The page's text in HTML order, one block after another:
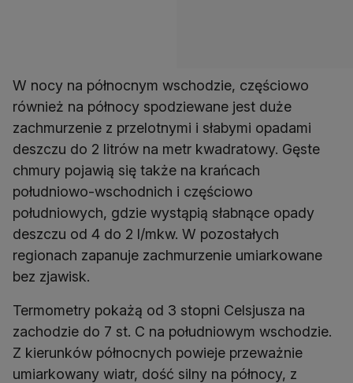
W nocy na północnym wschodzie, częściowo
również na północy spodziewane jest duże
zachmurzenie z przelotnymi i słabymi opadami
deszczu do 2 litrów na metr kwadratowy. Gęste
chmury pojawią się także na krańcach
południowo-wschodnich i częściowo
południowych, gdzie wystąpią słabnące opady
deszczu od 4 do 2 l/mkw. W pozostałych
regionach zapanuje zachmurzenie umiarkowane
Termometry pokażą od 3 stopni Celsjusza na
zachodzie do 7 st. C na południowym wschodzie.
Z kierunków północnych powieje przeważnie
umiarkowany wiatr, dość silny na północy, z